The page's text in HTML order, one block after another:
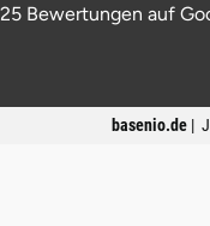
25 Bewertungen auf
basenio.de|